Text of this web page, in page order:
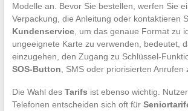
Modelle an. Bevor Sie bestellen, werfen Sie
Verpackung, die Anleitung oder kontaktieren
Kundenservice, um das genaue Format zu
ungeeignete Karte zu verwenden, bedeutet,
einzugehen, den Zugang zu Schlüssel-
SOS-Button , SMS oder priorisierten Anrufen
Die Wahl des Tarifs ist ebenso wichtig.
Telefonen entscheiden sich oft für